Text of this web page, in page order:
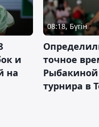
и
на
08:18, Бүгін
точное
турнира в